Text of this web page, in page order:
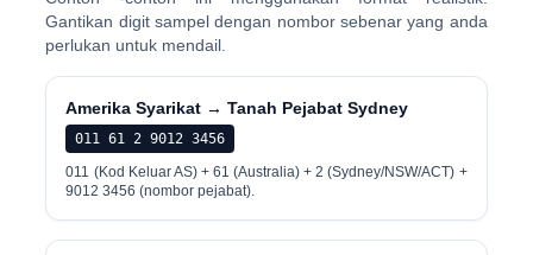
Gantikan digit sampel dengan nombor sebenar yang anda
perlukan untuk mendail.
Amerika Syarikat → Tanah Pejabat Sydney
011 61 2 9012 3456
011 (Kod Keluar AS) + 61 (Australia) + 2 (Sydney/NSW/ACT) +
9012 3456 (nombor pejabat).